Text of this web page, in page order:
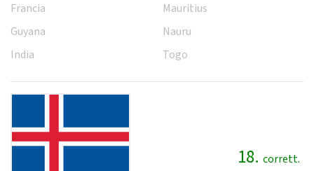
Francia
Guyana
India
Mauritius
Nauru
Togo
18. corrett.